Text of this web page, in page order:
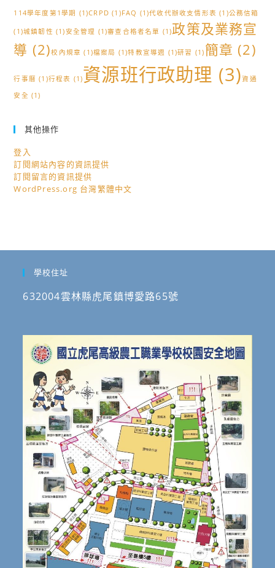
114學年度第1學期 (1)CRPD (1)FAQ (1)代收代辦收支情形表 (1)公務信箱
(1)城鎮韌性 (1)安全管理 (1)審查合格者名單 (1)政策及業務宣
導 (2)校內規章 (1)檔案局 (1)特教宣導週 (1)研習 (1) 簡章 (2)
行事曆 (1)行程表 (1)資源班行政助理 (3)資通
安全 (1)
其他操作
登入
訂閱網站內容的資訊提供
訂閱留言的資訊提供
WordPress.org 台灣繁體中文
學校住址
632004雲林縣虎尾鎮博愛路65號